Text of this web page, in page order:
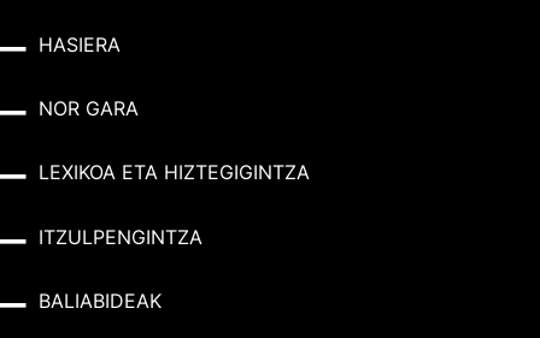
HASIERA
NOR GARA
LEXIKOA ETA HIZTEGIGINTZA
ITZULPENGINTZA
BALIABIDEAK